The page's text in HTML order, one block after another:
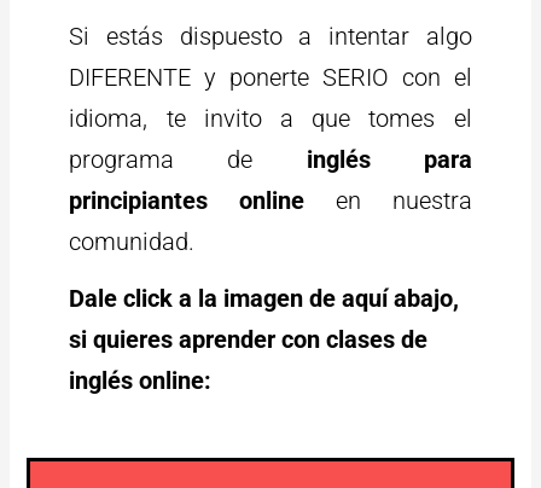
Si estás dispuesto a intentar algo
DIFERENTE y ponerte SERIO con el
idioma, te invito a que tomes el
programa de inglés para
principiantes online en nuestra
comunidad.
Dale click a la imagen de aquí abajo,
si quieres aprender con clases de
inglés online: